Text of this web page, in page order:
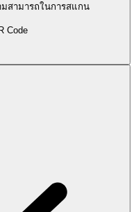
สามารถในการสแกน
Code